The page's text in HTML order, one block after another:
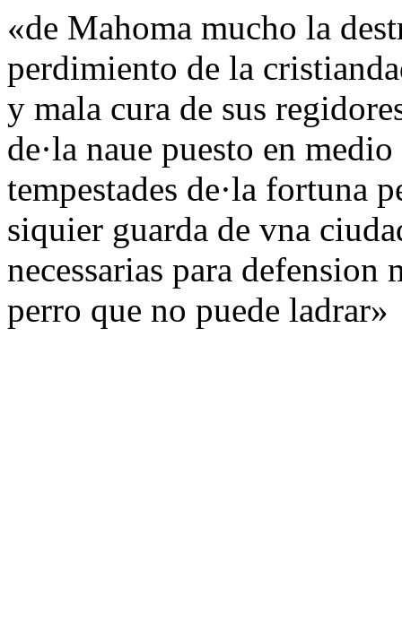
«de Mahoma mucho la
perdimiento de la
y mala cura de sus
de·la naue puesto en
tempestades de·la fortuna
siquier guarda de vna
necessarias para
perro que no puede ladrar»